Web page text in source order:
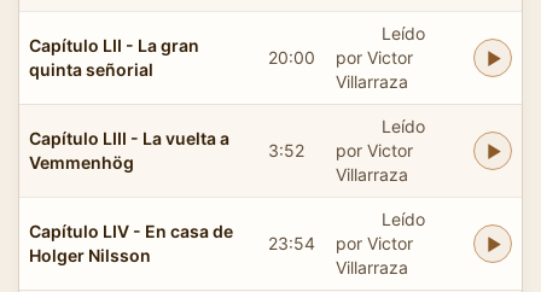
Capítulo LII - La gran
quinta señorial
20:00
Leído
por Victor
Villarraza
Capítulo LIII - La vuelta a
Vemmenhög
3:52
Leído
por Victor
Villarraza
Capítulo LIV - En casa de
Holger Nilsson
23:54
Leído
por Victor
Villarraza